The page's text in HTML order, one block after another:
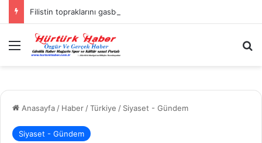
Menü
Anasayfa / Haber /Türkiye / Siyaset - Gündem
Siyaset - Gündem